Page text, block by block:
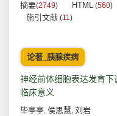
摘要(2749) HTML (560)
施引文献 (11)
论著_胰腺疾病
神经前体细胞表达发育
临床意义
毕亭亭, 侯思慧, 刘岩